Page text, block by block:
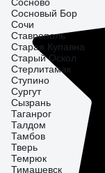
Сосновый Бор
Сочи
Ставрополь
Старая Купавна
Старый Оскол
Стерлитамак
Ступино
Сургут
Сызрань
Таганрог
Талдом
Тамбов
Тверь
Темрюк
Тимашевск